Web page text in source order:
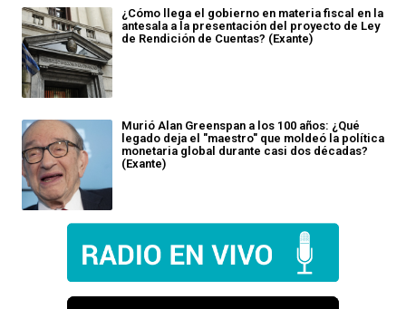
¿Cómo llega el gobierno en materia fiscal en la
antesala a la presentación del proyecto de Ley
de Rendición de Cuentas? (Exante)
Murió Alan Greenspan a los 100 años: ¿Qué
legado deja el "maestro" que moldeó la política
monetaria global durante casi dos décadas?
(Exante)